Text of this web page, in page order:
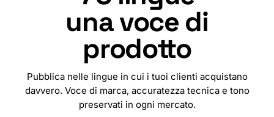
una voce di
prodotto
Pubblica nelle lingue in cui i tuoi clienti acquistano
davvero. Voce di marca, accuratezza tecnica e tono
preservati in ogni mercato.